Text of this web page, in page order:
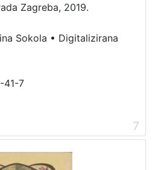
Zagreba, 2019.
Sokola • Digitalizirana
41-7
7